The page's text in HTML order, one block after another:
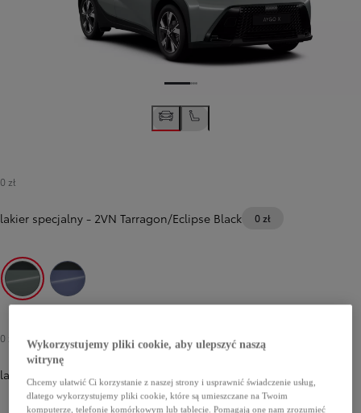
0 zł
lakier specjalny - 2VN Tarragon/Eclipse Black 0 zł
2VN Tarragon/Eclipse Black
0 zł
lakier metalizowany
Wykorzystujemy pliki cookie, aby ulepszyć naszą
witrynę
Chcemy ułatwić Ci korzystanie z naszej strony i usprawnić świadczenie usług,
dlatego wykorzystujemy pliki cookie, które są umieszczane na Twoim
komputerze, telefonie komórkowym lub tablecie. Pomagają one nam zrozumieć